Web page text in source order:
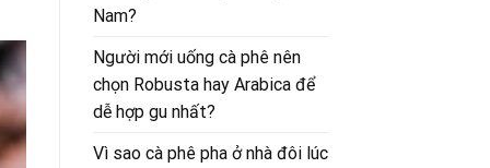
Nam?
Người mới uống cà phê nên
chọn Robusta hay Arabica để
dễ hợp gu nhất?
Vì sao cà phê pha ở nhà đôi lúc